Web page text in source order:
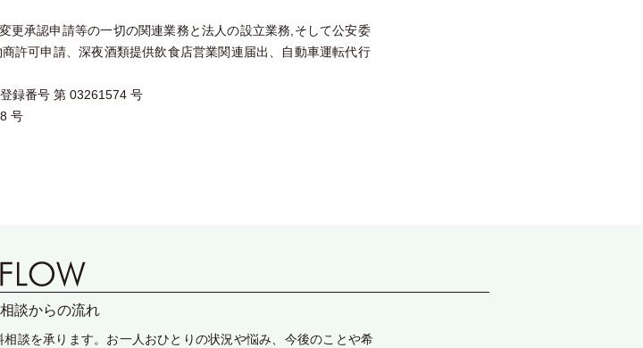
更承認申請等の一切の関連業務と法人の設立業務,そして公安委
許可申請、深夜酒類提供飲食店営業関連届出、自動車運転代行
録番号 第 03261574 号
号
談からの流れ
談を承ります。お一人おひとりの状況や悩み、今後のことや希